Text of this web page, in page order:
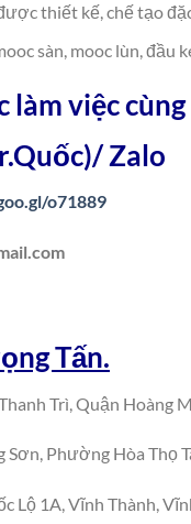
thiết kế, chế tạo
sàn, mooc lùn, đầu
làm việc
Zalo
o71889
Tấn.
Trì, Quận Hoàng
Phường Hòa Thọ
Lộ 1A, Vĩnh Thành,